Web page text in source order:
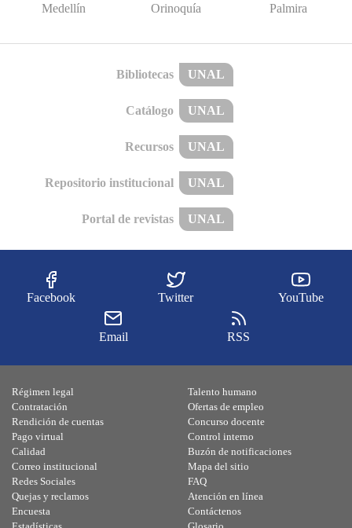
Medellín Orinoquía Palmira
Bibliotecas UNAL
Catálogo UNAL
Recursos UNAL
Repositorio institucional UNAL
Portal de revistas UNAL
Facebook Twitter YouTube
Email RSS
Régimen legal
Contratación
Rendición de cuentas
Pago virtual
Calidad
Talento humano
Ofertas de empleo
Concurso docente
Control interno
Buzón de notificaciones
Correo institucional
Redes Sociales
Quejas y reclamos
Encuesta
Mapa del sitio
FAQ
Atención en línea
Contáctenos